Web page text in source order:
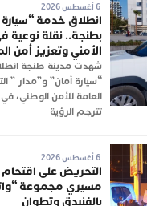
6 أغسطس 2026
انطلاق خدمة “سيارة
بطنجة.. نقلة نوعية
الأمني وتعزيز أمن
شهدت مدينة طنجة
“سيارة أمان” و”مدار ”
العامة للأمن الوطني،
تترجم الرؤية
6 أغسطس 2026
التحريض على
مسيري مجموعة
بالفنيدق وتطوان